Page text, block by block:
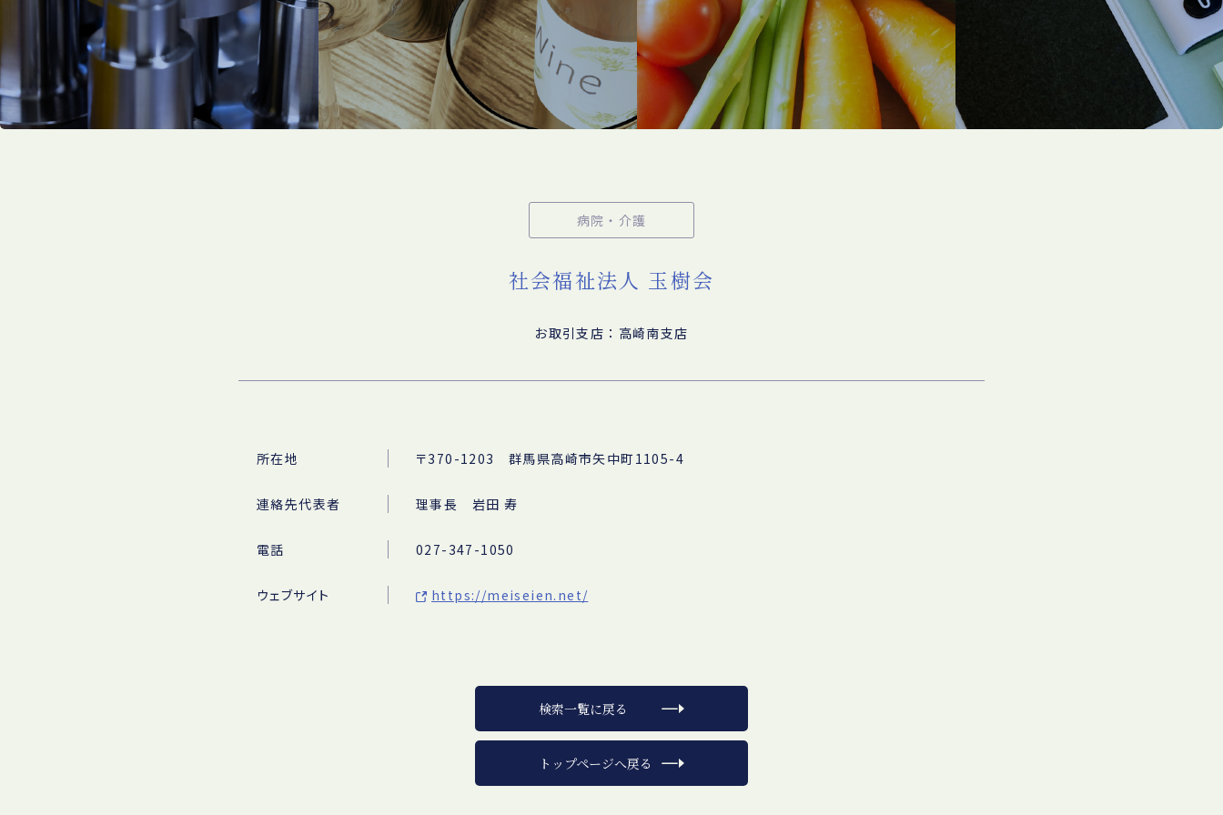
病院・介護
社会福祉法人 玉樹会
お取引支店：高崎南支店
所在地 〒370-1203 群馬県高崎市矢中町1105-4
連絡先代表者 理事長 岩田 寿
電話 027-347-1050
ウェブサイト https://meiseien.net/
検索一覧に戻る
トップページへ戻る